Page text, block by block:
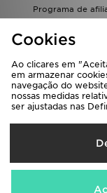
Programa de
Aceitamos
Cookies
Ao clicares em
em armazenar
navegação do
nossas medidas
ser ajustadas nas